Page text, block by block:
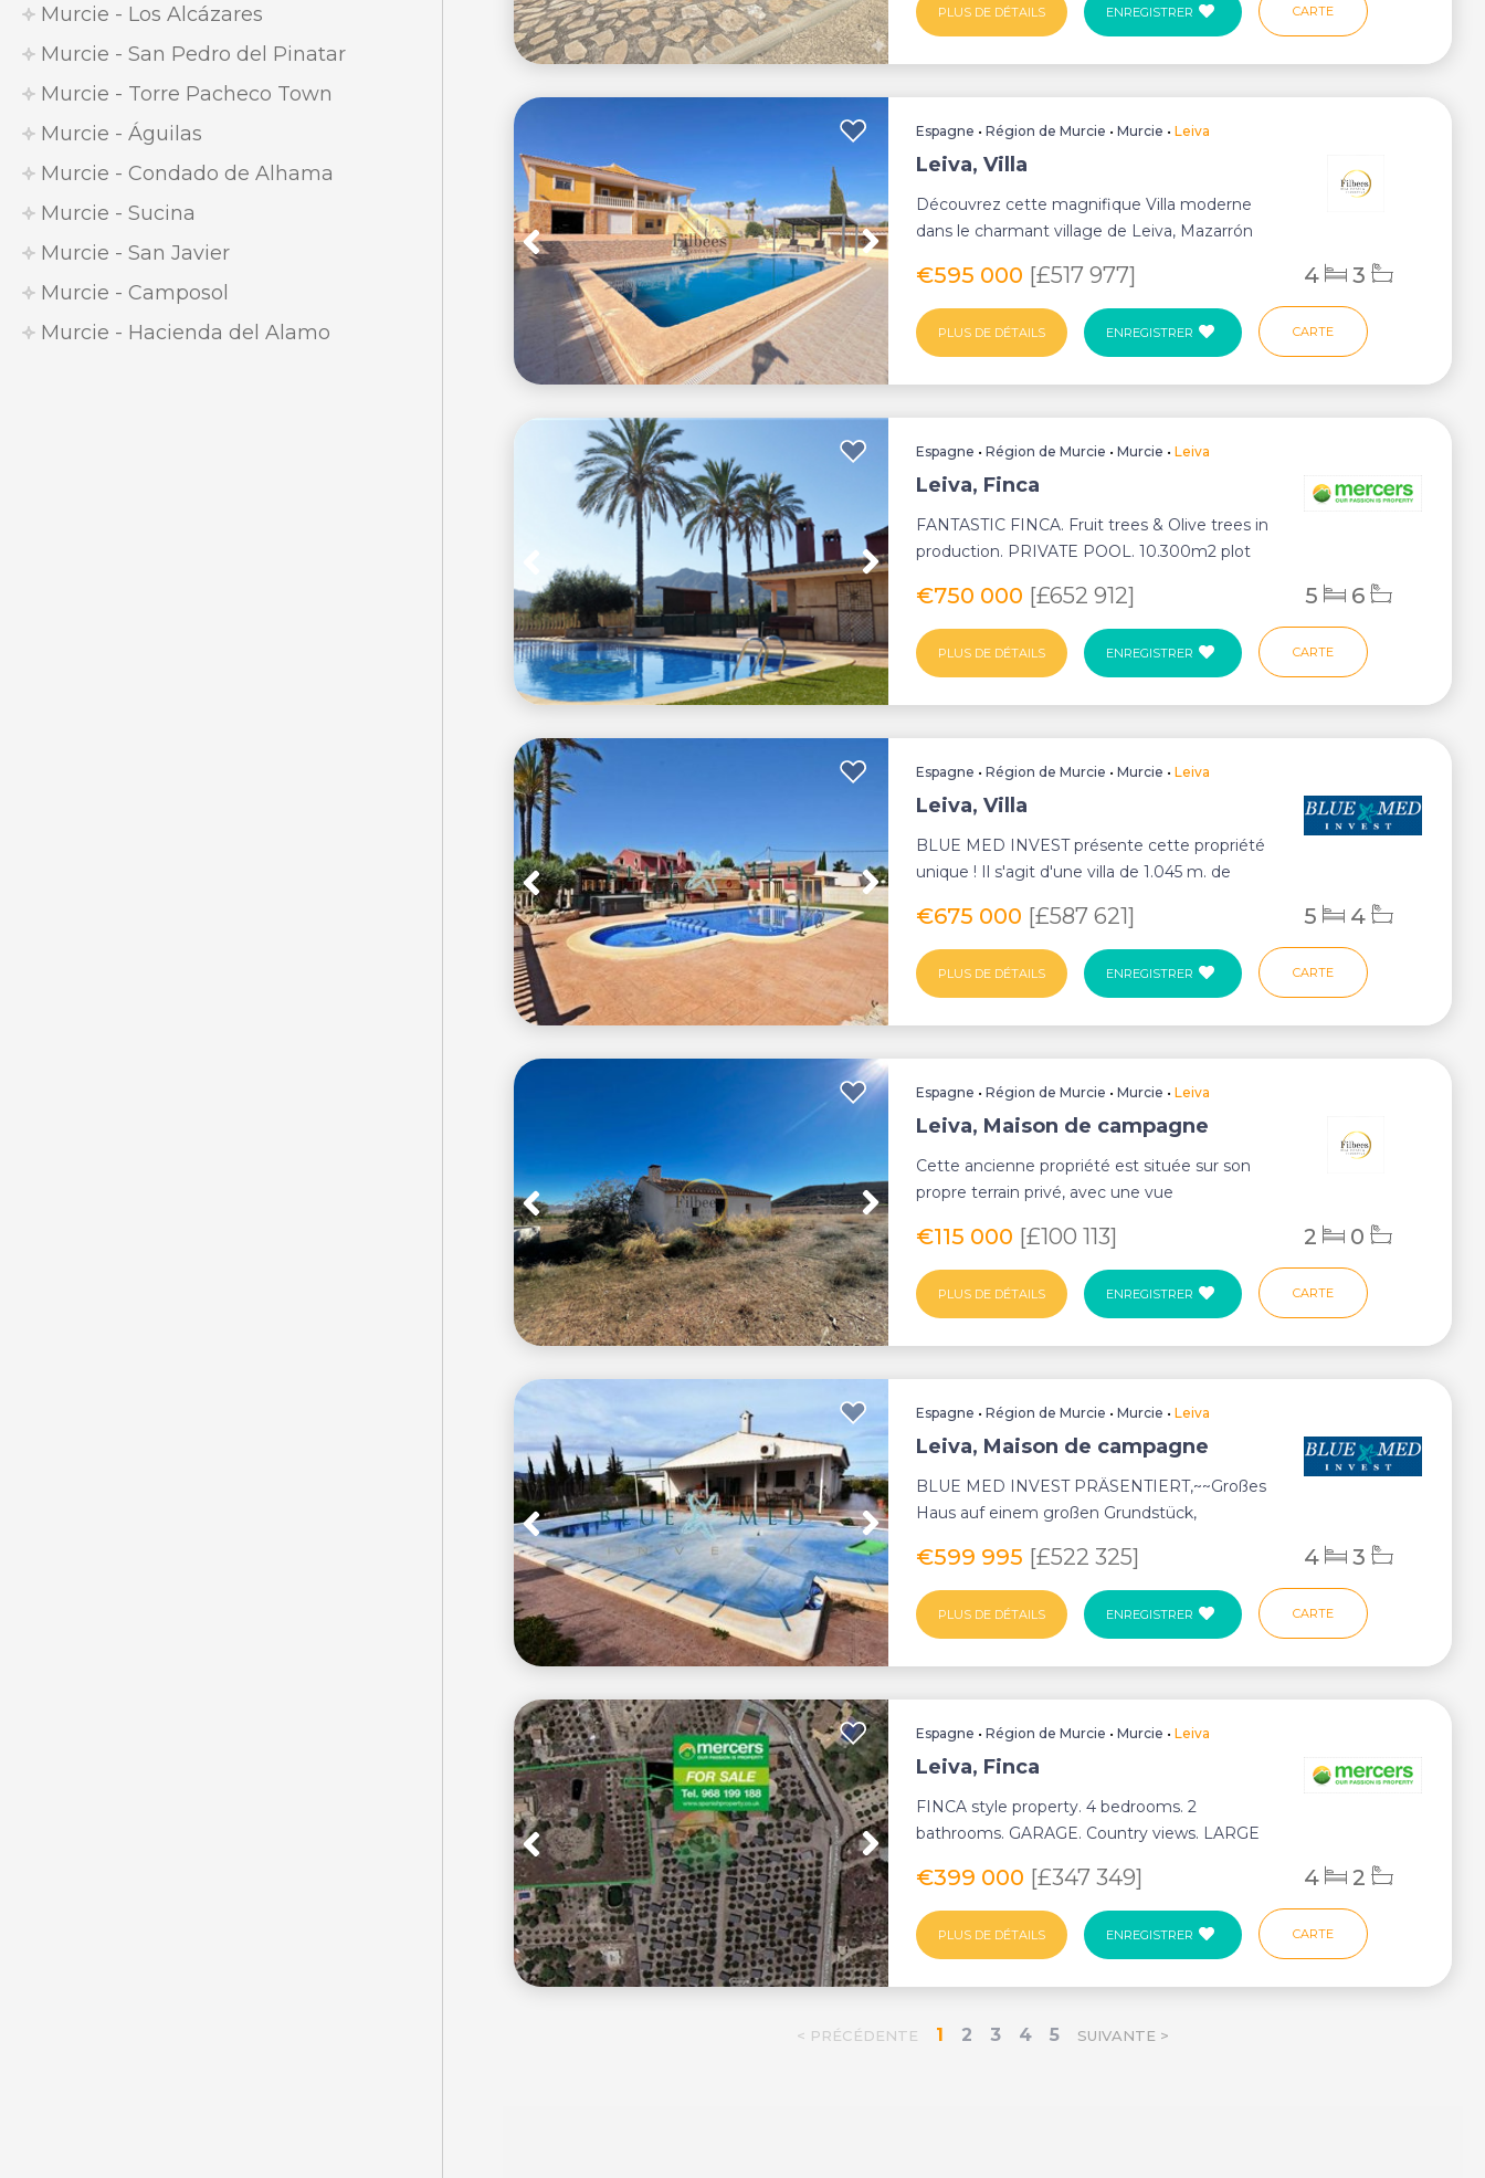
Murcie - Los Alcázares
Murcie - San Pedro del Pinatar
Murcie - Torre Pacheco Town
Murcie - Águilas
Murcie - Condado de Alhama
Murcie - Sucina
Murcie - San Javier
Murcie - Camposol
Murcie - Hacienda del Alamo
PLUS DE DÉTAILS ENREGISTRER CARTE
Espagne •Région de Murcie •Murcie •Leiva
Leiva, Villa
Découvrez cette magnifique Villa moderne
dans le charmant village de Leiva, Mazarrón
€595 000 [£517 977] 4 3
PLUS DE DÉTAILS ENREGISTRER CARTE
Espagne •Région de Murcie •Murcie •Leiva
Leiva, Finca
FANTASTIC FINCA. Fruit trees & Olive trees in
production. PRIVATE POOL. 10.300m2 plot
€750 000 [£652 912] 5 6
PLUS DE DÉTAILS ENREGISTRER CARTE
Espagne •Région de Murcie •Murcie •Leiva
Leiva, Villa
BLUE MED INVEST présente cette propriété
unique ! Il s'agit d'une villa de 1.045 m. de
€675 000 [£587 621] 5 4
PLUS DE DÉTAILS ENREGISTRER CARTE
Espagne •Région de Murcie •Murcie •Leiva
Leiva, Maison de campagne
Cette ancienne propriété est située sur son
propre terrain privé, avec une vue
€115 000 [£100 113] 2 0
PLUS DE DÉTAILS ENREGISTRER CARTE
Espagne •Région de Murcie •Murcie •Leiva
Leiva, Maison de campagne
BLUE MED INVEST PRÄSENTIERT,~~Großes
Haus auf einem großen Grundstück,
€599 995 [£522 325] 4 3
PLUS DE DÉTAILS ENREGISTRER CARTE
Espagne •Région de Murcie •Murcie •Leiva
Leiva, Finca
FINCA style property. 4 bedrooms. 2
bathrooms. GARAGE. Country views. LARGE
€399 000 [£347 349] 4 2
PLUS DE DÉTAILS ENREGISTRER CARTE
< PRÉCÉDENTE 1 2 3 4 5 SUIVANTE >